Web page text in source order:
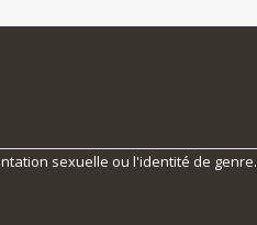
sexuelle ou l'identité de genre.